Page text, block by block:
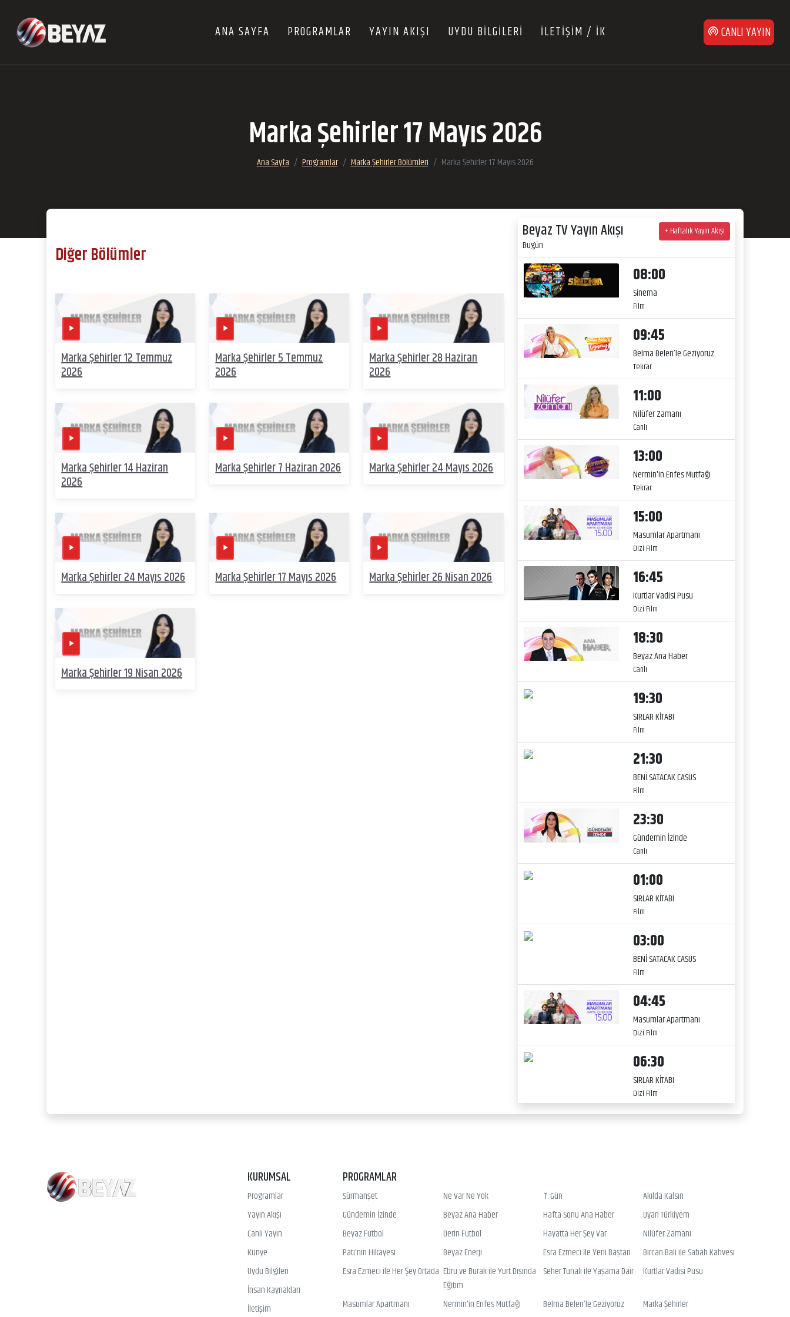
ANA SAYFA PROGRAMLAR YAYIN AKIŞI UYDU BİLGİLERİ İLETİŞİM / İK CANLI YAYIN
Marka Şehirler 17 Mayıs 2026
Ana Sayfa Programlar Marka Şehirler Bölümleri Marka Şehirler 17 Mayıs 2026
Diğer Bölümler
Marka Şehirler 12 Temmuz
2026
Marka Şehirler 5 Temmuz
2026
Marka Şehirler 28 Haziran
2026
Marka Şehirler 14 Haziran
2026
Marka Şehirler 7 Haziran 2026 Marka Şehirler 24 Mayıs 2026
Marka Şehirler 24 Mayıs 2026 Marka Şehirler 17 Mayıs 2026 Marka Şehirler 26 Nisan 2026
Marka Şehirler 19 Nisan 2026
Beyaz TV Yayın Akışı
Bugün
+ Haftalık Yayın Akışı
08:00
Sinema
Film
09:45
Belma Belen’le Geziyoruz
Tekrar
11:00
Nilüfer Zamanı
Canlı
13:00
Nermin'in Enfes Mutfağı
Tekrar
15:00
Masumlar Apartmanı
Dizi Film
16:45
Kurtlar Vadisi Pusu
Dizi Film
18:30
Beyaz Ana Haber
Canlı
19:30
SIRLAR KİTABI
Film
21:30
BENİ SATACAK CASUS
Film
23:30
Gündemin İzinde
Canlı
01:00
SIRLAR KİTABI
Film
03:00
BENİ SATACAK CASUS
Film
04:45
Masumlar Apartmanı
Dizi Film
06:30
SIRLAR KİTABI
Dizi Film
KURUMSAL
Programlar
Yayın Akışı
Canlı Yayın
Künye
Uydu Bilgileri
İnsan Kaynakları
İletişim
PROGRAMLAR
Sürmanşet Ne Var Ne Yok 7. Gün
Akılda Kalsın
Gündemin İzinde
Beyaz Ana Haber Hafta Sonu Ana Haber
Uyan Türkiyem
Beyaz Futbol
Derin Futbol Hayatta Her Şey Var
Nilüfer Zamanı
Pati'nin Hikayesi
Beyaz Enerji Esra Ezmeci İle Yeni Baştan
Bircan Bali ile Sabah Kahvesi
Esra Ezmeci ile Her Şey Ortada Ebru ve Burak ile Yurt Dışında
Eğitim
Seher Tunalı ile Yaşama Dair Kurtlar Vadisi Pusu
Masumlar Apartmanı Nermin'in Enfes Mutfağı Belma Belen’le Geziyoruz
Marka Şehirler